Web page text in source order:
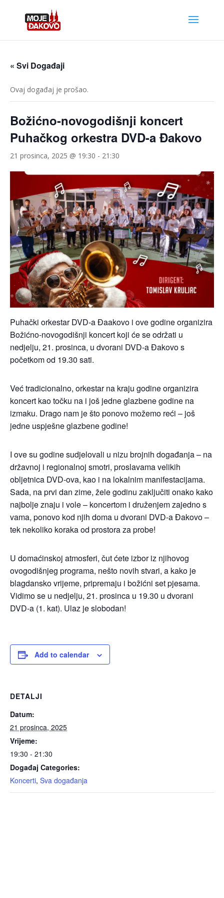
« Svi Događaji
Ovaj događaj je prošao.
Božićno-novogodišnji koncert
Puhačkog orkestra DVD-a Đakovo
21 prosinca, 2025 @ 19:30 - 21:30
Puhački orkestar DVD-a Đaakovo i ove godine organizira
Božićno-novogodišnji koncert koji će se održati u
nedjelju, 21. prosinca, u dvorani DVD-a Đakovo s
početkom od 19.30 sati.
Već tradicionalno, orkestar na kraju godine organizira
koncert kao točku na i još jedne glazbene godine na
izmaku. Drago nam je što ponovo možemo reći – još
jedne uspješne glazbene godine!
I ove su godine sudjelovali u nizu brojnih događanja – na
državnoj i regionalnoj smotri, proslavama velikih
obljetnica DVD-ova, kao i na lokalnim manifestacijama.
Sada, na prvi dan zime, žele godinu zaključiti onako kako
najbolje znaju i vole – koncertom i druženjem zajedno s
vama, ponovo kod njih doma u dvorani DVD-a Đakovo –
tek nekoliko koraka od prostora za probe!
U domaćinskoj atmosferi, čut ćete izbor iz njihovog
ovogodišnjeg programa, nešto novih stvari, a kako je
blagdansko vrijeme, pripremaju i božićni set pjesama.
Vidimo se u nedjelju, 21. prosinca u 19.30 u dvorani
DVD-a (1. kat). Ulaz je slobodan!
Add to calendar
DETALJI
Datum:
21 prosinca, 2025
Vrijeme:
19:30 - 21:30
Događaj Categories:
Koncerti, Sva događanja